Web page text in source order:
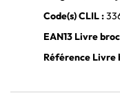
Code(s) CLIL :
EAN13 Livre
Référence Livre